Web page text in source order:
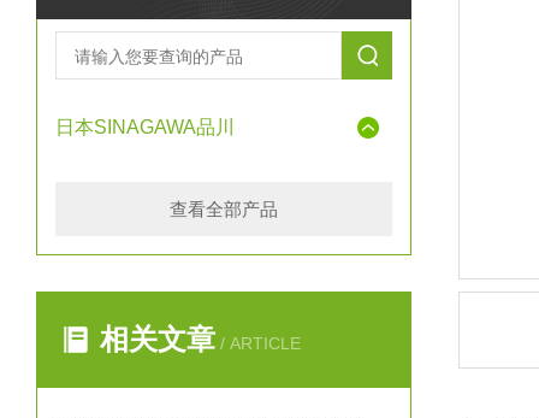
日本SINAGAWA品川
查看全部产品
相关文章 / ARTICLE